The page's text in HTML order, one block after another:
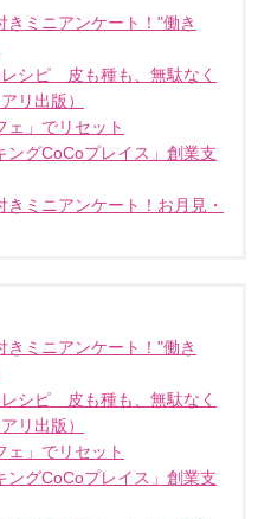
きミニアンケート！"働き
レシピ 皮も種も、無駄なく
リ出版）
ェ」でリセット
ングCoCoプレイス」創業支
きミニアンケート！お月見・
きミニアンケート！"働き
レシピ 皮も種も、無駄なく
リ出版）
ェ」でリセット
ングCoCoプレイス」創業支